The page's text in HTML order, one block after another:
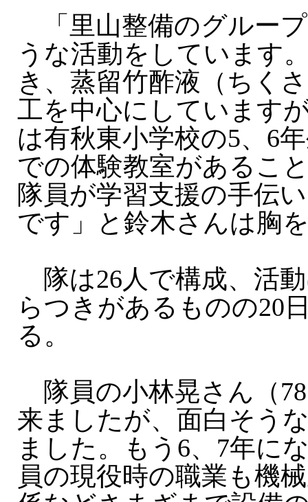
「里山整備のグルー
うな活動をしています
き、蒸留竹酢液（ちく
工を中心にしています
は有秋東小学校の5、6
での体験教室があるこ
隊員が学習支援の手伝
です」と鈴木さんは胸
隊は26人で構成、活
らつきがあるものの20
る。
隊員の小林晃さん（
来ましたが、面白そう
ました。もう6、7年に
員の現役時の職業も機